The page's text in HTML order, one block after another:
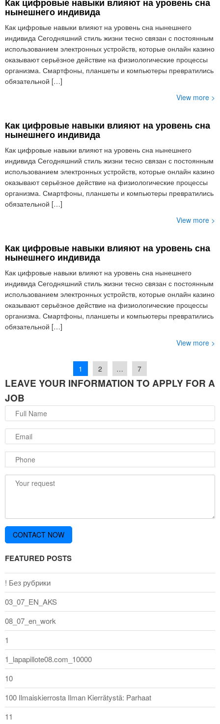
нынешнего индивида
Как цифровые навыки влияют на уровень сна нынешнего
индивида Сегодняшний стиль жизни тесно связан с постоянным
использованием электронных устройств, которые онлайн казино
оказывают серьёзное действие на физиологические процессы
организма. Смартфоны, планшеты и компьютеры превратились
обязательной […]
View more >
Как цифровые навыки влияют на уровень сна
нынешнего индивида
Как цифровые навыки влияют на уровень сна нынешнего
индивида Сегодняшний стиль жизни тесно связан с постоянным
использованием электронных устройств, которые онлайн казино
оказывают серьёзное действие на физиологические процессы
организма. Смартфоны, планшеты и компьютеры превратились
обязательной […]
View more >
Как цифровые навыки влияют на уровень сна
нынешнего индивида
Как цифровые навыки влияют на уровень сна нынешнего
индивида Сегодняшний стиль жизни тесно связан с постоянным
использованием электронных устройств, которые онлайн казино
оказывают серьёзное действие на физиологические процессы
организма. Смартфоны, планшеты и компьютеры превратились
обязательной […]
View more >
1 2 … 7
LEAVE YOUR INFORMATION TO APPLY FOR A
JOB
FEATURED POSTS
! Без рубрики
03_07_EN_AKS
08_07_en_work
1
1_lapapillote08.com_10000
10
100 Ilmaiskierrosta Ilman Kierrätystä: Parhaat
11